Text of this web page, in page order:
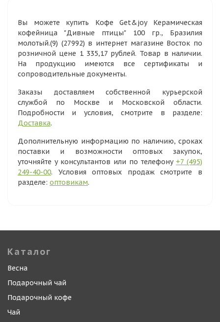
Вы можете купить Кофе Get&joy Керамическая
кофейница "Дивные птицы" 100 гр., Бразилия
молотый.(9) (27992) в интернет магазине Восток по
розничной цене 1 335,17 рублей. Товар в наличии.
На продукцию имеются все сертификаты и
сопроводительные документы.
Заказы доставляем собственной курьерской
службой по Москве и Московской области.
Подробности и условия, смотрите в разделе:
Доставка.
Дополнительную информацию по наличию, сроках
поставки и возможности оптовых закупок,
уточняйте у консультантов или по телефону +7 (495)
249-40-00. Условия оптовых продаж смотрите в
разделе: оптовикам.
Каталог
Весна
Подарочный чай
Подарочный кофе
Чай